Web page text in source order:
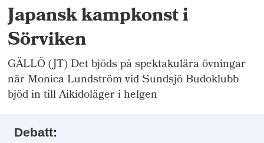
Japansk kampkonst i
Sörviken
GÄLLÖ (JT) Det bjöds på spektakulära övningar
när Monica Lundström vid Sundsjö Budoklubb
bjöd in till Aikidoläger i helgen
Debatt: